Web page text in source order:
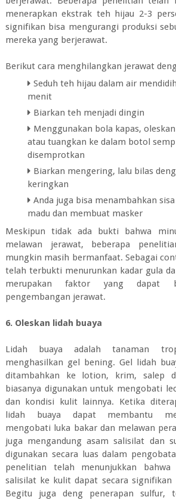
menerapkan ekstrak teh hijau 2-3
signifikan bisa mengurangi produksi
mereka yang berjerawat.
Berikut cara menghilangkan jerawat
Seduh teh hijau dalam air
menit
Biarkan teh menjadi dingin
Menggunakan bola kapas,
atau tuangkan ke dalam botol
disemprotkan
Biarkan mengering, lalu bilas
keringkan
Anda juga bisa menambahkan
madu dan membuat masker
Meskipun tidak ada bukti bahwa
melawan jerawat, beberapa
mungkin masih bermanfaat. Sebagai
telah terbukti menurunkan kadar gula
merupakan faktor yang dapat
pengembangan jerawat.
6. Oleskan lidah buaya
Lidah buaya adalah tanaman
menghasilkan gel bening. Gel lidah
ditambahkan ke lotion, krim, salep
biasanya digunakan untuk mengobati
dan kondisi kulit lainnya. Ketika
lidah buaya dapat membantu
mengobati luka bakar dan melawan
juga mengandung asam salisilat dan
digunakan secara luas dalam
penelitian telah menunjukkan bahwa
salisilat ke kulit dapat secara signifikan
Begitu juga deng penerapan sulfur,